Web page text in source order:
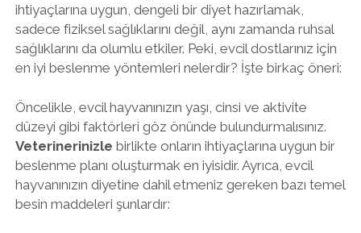
ihtiyaçlarına uygun, dengeli bir diyet hazırlamak,
sadece fiziksel sağlıklarını değil, aynı zamanda ruhsal
sağlıklarını da olumlu etkiler. Peki, evcil dostlarınız için
en iyi beslenme yöntemleri nelerdir? İşte birkaç öneri:
Öncelikle, evcil hayvanınızın yaşı, cinsi ve aktivite
düzeyi gibi faktörleri göz önünde bulundurmalısınız.
Veterinerinizle birlikte onların ihtiyaçlarına uygun bir
beslenme planı oluşturmak en iyisidir. Ayrıca, evcil
hayvanınızın diyetine dahil etmeniz gereken bazı temel
besin maddeleri şunlardır: